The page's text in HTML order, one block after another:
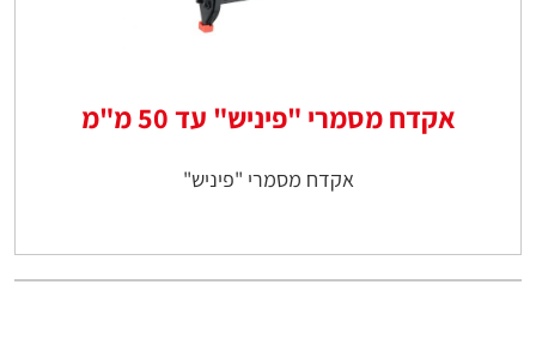
אקדח מסמרי "פיניש" עד 50 מ"מ
אקדח מסמרי "פיניש"